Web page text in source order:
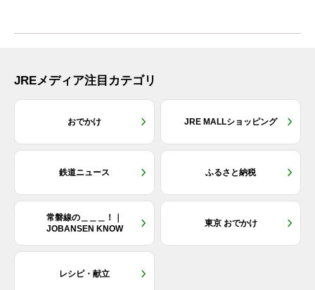
JREメディア注目カテゴリ
おでかけ JRE MALLショッピング
鉄道ニュース ふるさと納税
常磐線の＿＿＿！｜
JOBANSEN KNOW
東京 おでかけ
レシピ・献立